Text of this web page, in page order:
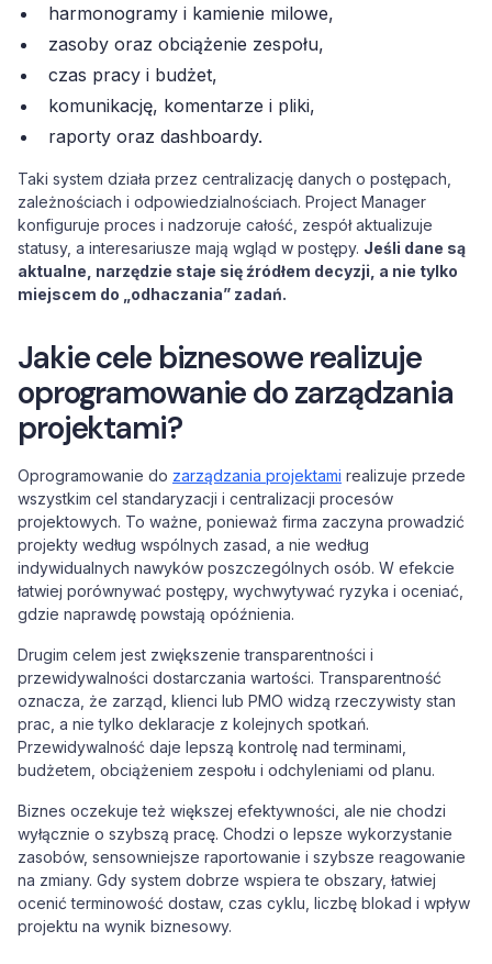
harmonogramy i kamienie milowe,
zasoby oraz obciążenie zespołu,
czas pracy i budżet,
komunikację, komentarze i pliki,
raporty oraz dashboardy.
Taki system działa przez centralizację danych o postępach,
zależnościach i odpowiedzialnościach. Project Manager
konfiguruje proces i nadzoruje całość, zespół aktualizuje
statusy, a interesariusze mają wgląd w postępy. Jeśli dane są
aktualne, narzędzie staje się źródłem decyzji, a nie tylko
miejscem do „odhaczania” zadań.
Jakie cele biznesowe realizuje
oprogramowanie do zarządzania
projektami?
Oprogramowanie do zarządzania projektami realizuje przede
wszystkim cel standaryzacji i centralizacji procesów
projektowych. To ważne, ponieważ firma zaczyna prowadzić
projekty według wspólnych zasad, a nie według
indywidualnych nawyków poszczególnych osób. W efekcie
łatwiej porównywać postępy, wychwytywać ryzyka i oceniać,
gdzie naprawdę powstają opóźnienia.
Drugim celem jest zwiększenie transparentności i
przewidywalności dostarczania wartości. Transparentność
oznacza, że zarząd, klienci lub PMO widzą rzeczywisty stan
prac, a nie tylko deklaracje z kolejnych spotkań.
Przewidywalność daje lepszą kontrolę nad terminami,
budżetem, obciążeniem zespołu i odchyleniami od planu.
Biznes oczekuje też większej efektywności, ale nie chodzi
wyłącznie o szybszą pracę. Chodzi o lepsze wykorzystanie
zasobów, sensowniejsze raportowanie i szybsze reagowanie
na zmiany. Gdy system dobrze wspiera te obszary, łatwiej
ocenić terminowość dostaw, czas cyklu, liczbę blokad i wpływ
projektu na wynik biznesowy.